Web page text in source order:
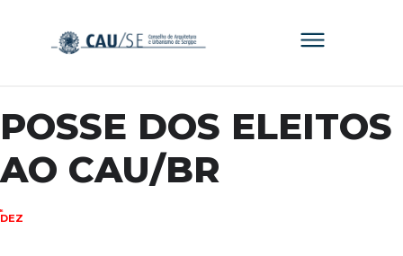
POSSE DOS ELEITOS
AO CAU/BR
16
DEZ